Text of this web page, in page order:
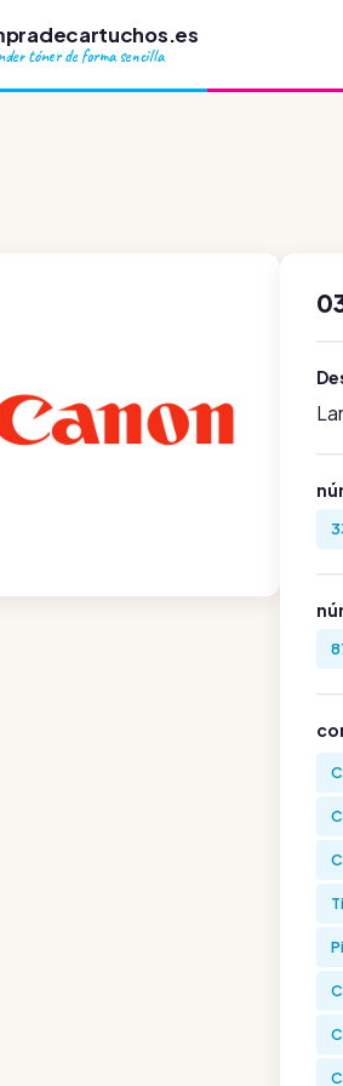
tóner de forma sencilla